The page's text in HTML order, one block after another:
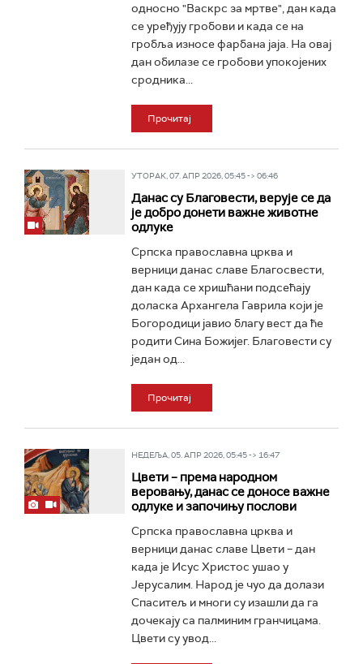
односно "Васкрс за мртве", дан када
се уређују гробови и када се на
гробља износе фарбана јаја. На овај
дан обилазе се гробови упокојених
сродника...
Прочитај
УТОРАК, 07. АПР 2026, 05:45 -> 06:46
Данас су Благовести, верује се да
је добро донети важне животне
одлуке
Српска православна црква и
верници данас славе Благосвести,
дан када се хришћани подсећају
доласка Архангела Гаврила који је
Богородици јавио благу вест да ће
родити Сина Божијег. Благовести су
један од...
Прочитај
НЕДЕЉА, 05. АПР 2026, 05:45 -> 16:47
Цвети – према народном
веровању, данас се доносе важне
одлуке и започињу послови
Српска православна црква и
верници данас славе Цвети – дан
када је Исус Христос ушао у
Јерусалим. Народ је чуо да долази
Спаситељ и многи су изашли да га
дочекају са палминим гранчицама.
Цвети су увод...